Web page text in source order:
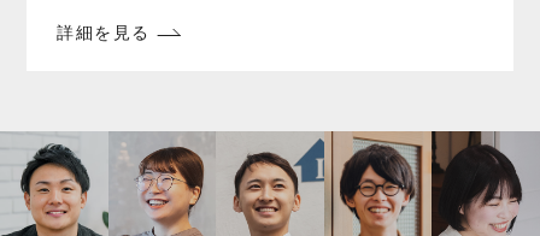
詳細を見る